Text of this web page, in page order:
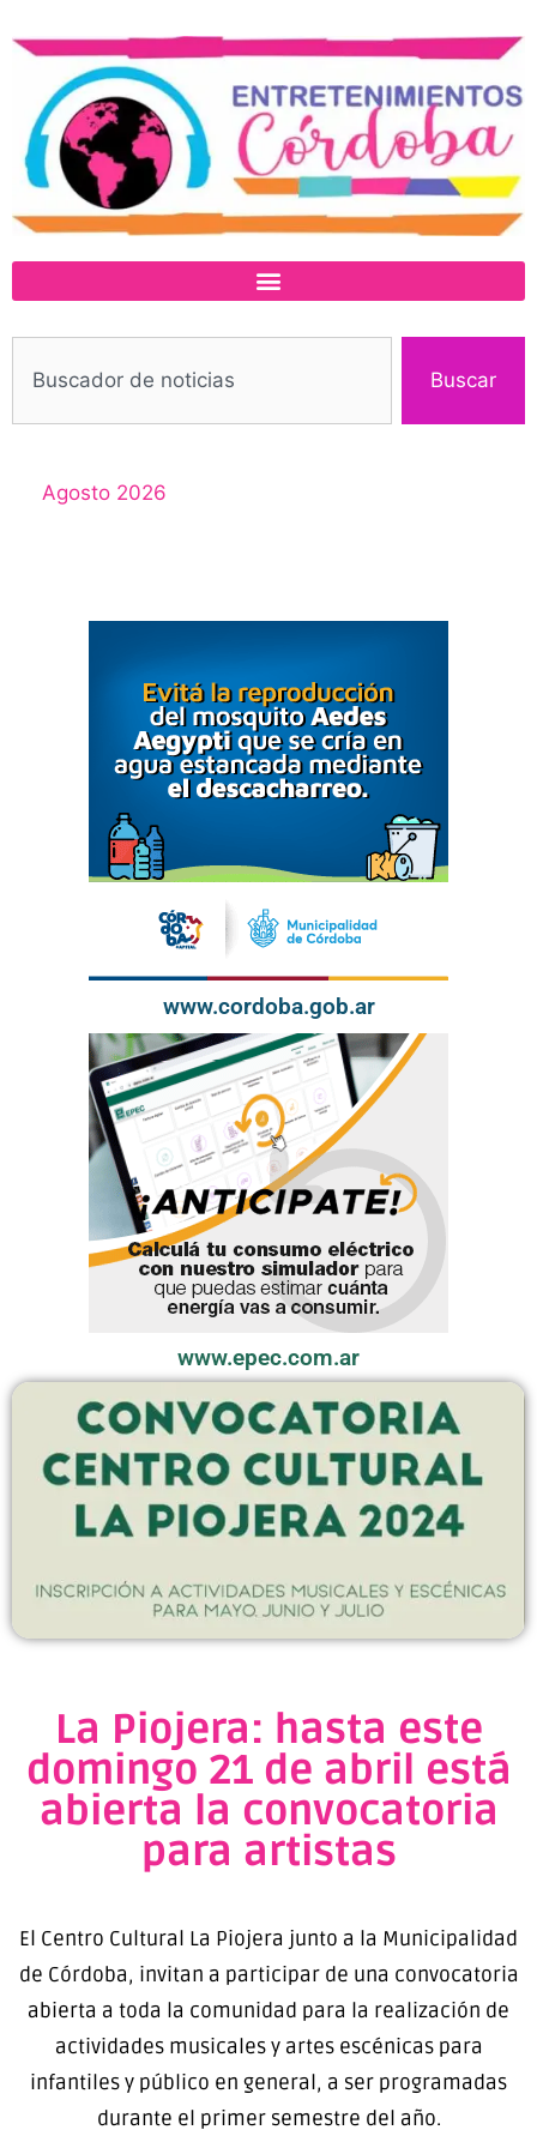
Buscar
Agosto 2026
www.cordoba.gob.ar
www.epec.com.ar
La Piojera: hasta este
domingo 21 de abril está
abierta la convocatoria
para artistas
El Centro Cultural La Piojera junto a la Municipalidad
de Córdoba, invitan a participar de una convocatoria
abierta a toda la comunidad para la realización de
actividades musicales y artes escénicas para
infantiles y público en general, a ser programadas
durante el primer semestre del año.